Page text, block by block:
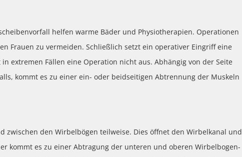
helfen warme Bäder und Physiotherapien. Operationen
Frauen zu vermeiden. Schließlich setzt ein operativer Eingriff eine
extremen Fällen eine Operation nicht aus. Abhängig von der Seite
kommt es zu einer ein- oder beidseitigen Abtrennung der Muskeln
zwischen den Wirbelbögen teilweise. Dies öffnet den Wirbelkanal und
kommt es zu einer Abtragung der unteren und oberen Wirbelbogen-